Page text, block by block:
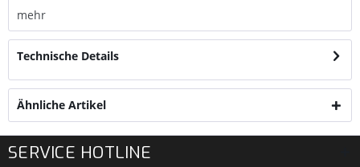
mehr
Technische Details
Ähnliche Artikel
SERVICE HOTLINE